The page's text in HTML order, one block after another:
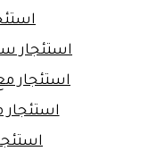
استئجار
استئجار